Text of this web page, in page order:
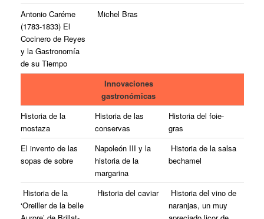
Antonio Caréme
(1783-1833) El
Cocinero de Reyes
y la Gastronomía
de su Tiempo
Michel Bras
Innovaciones
gastronómicas
Historia de la
mostaza
Historia de las
conservas
Historia del foie-
gras
El invento de las
sopas de sobre
Napoleón III y la
historia de la
margarina
Historia de la salsa
bechamel
Historia de la
‘Oreiller de la belle
Historia del caviar
Historia del vino de
naranjas, un muy